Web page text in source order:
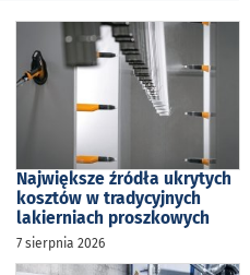
Największe źródła ukrytych
kosztów w tradycyjnych
lakierniach proszkowych
7 sierpnia 2026